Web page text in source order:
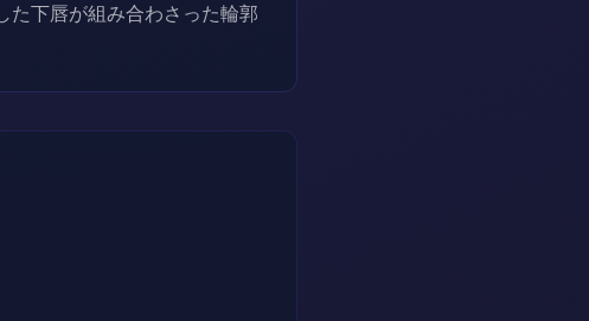
た下唇が組み合わさった輪郭